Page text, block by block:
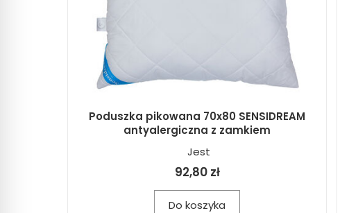
Poduszka pikowana 70x80 SENSIDREAM
antyalergiczna z zamkiem
Jest
92,80 zł
Do koszyka